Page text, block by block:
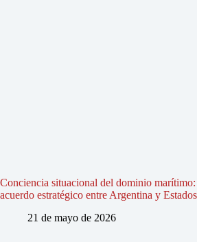
Conciencia situacional del dominio
acuerdo estratégico entre Argentina y
21 de mayo de 2026